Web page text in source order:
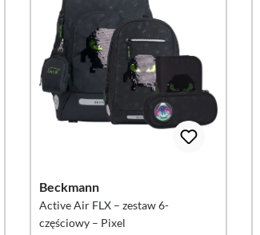
Beckmann
Active Air FLX – zestaw 6-
częściowy – Pixel